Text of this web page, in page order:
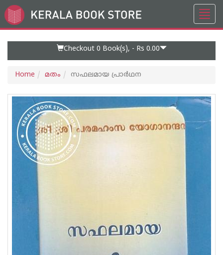
Go
to
Checkout 0 Book(s), - Rs 0.00
Home മതം സഫലമായ പ്രാർഥന